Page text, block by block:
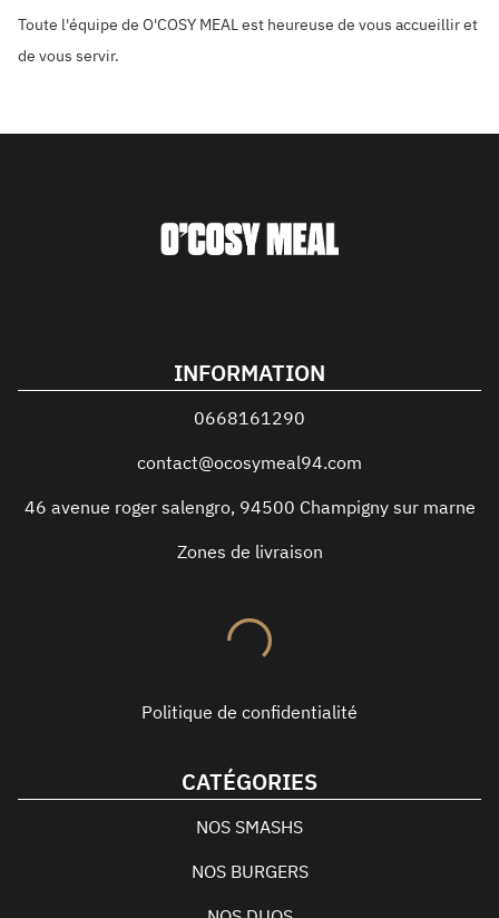
Toute l'équipe de O'COSY MEAL est heureuse de vous accueillir et
de vous servir.
INFORMATION
0668161290
contact@ocosymeal94.com
46 avenue roger salengro, 94500 Champigny sur marne
Zones de livraison
Politique de confidentialité
CATÉGORIES
NOS SMASHS
NOS BURGERS